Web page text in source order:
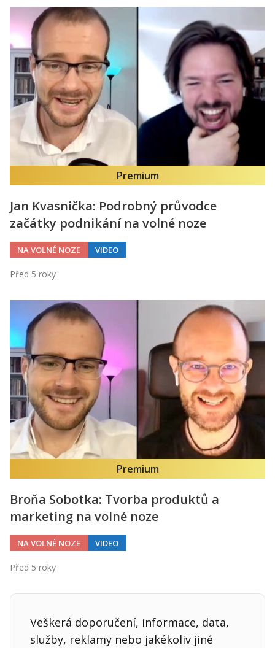
Premium
Jan Kvasnička: Podrobný průvodce
začátky podnikání na volné noze
NA VOLNÉ NOZE VIDEO
Před 5 roky
Premium
Broňa Sobotka: Tvorba produktů a
marketing na volné noze
NA VOLNÉ NOZE VIDEO
Před 5 roky
Veškerá doporučení, informace, data,
služby, reklamy nebo jakékoliv jiné